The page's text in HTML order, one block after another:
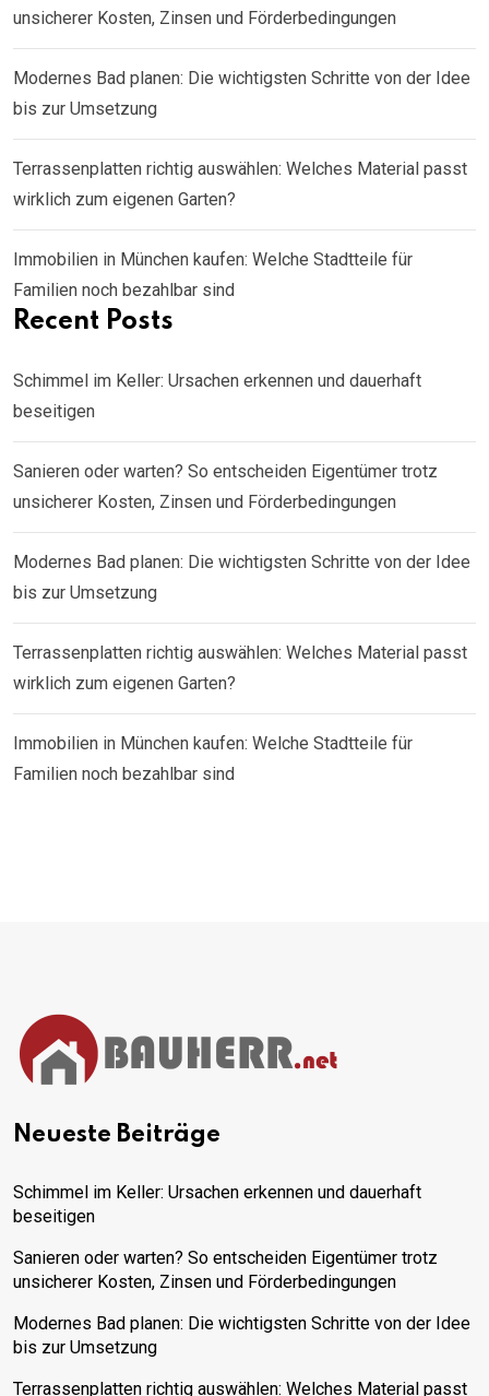
unsicherer Kosten, Zinsen und Förderbedingungen
Modernes Bad planen: Die wichtigsten Schritte von der Idee
bis zur Umsetzung
Terrassenplatten richtig auswählen: Welches Material passt
wirklich zum eigenen Garten?
Immobilien in München kaufen: Welche Stadtteile für
Familien noch bezahlbar sind
Recent Posts
Schimmel im Keller: Ursachen erkennen und dauerhaft
beseitigen
Sanieren oder warten? So entscheiden Eigentümer trotz
unsicherer Kosten, Zinsen und Förderbedingungen
Modernes Bad planen: Die wichtigsten Schritte von der Idee
bis zur Umsetzung
Terrassenplatten richtig auswählen: Welches Material passt
wirklich zum eigenen Garten?
Immobilien in München kaufen: Welche Stadtteile für
Familien noch bezahlbar sind
Neueste Beiträge
Schimmel im Keller: Ursachen erkennen und dauerhaft
beseitigen
Sanieren oder warten? So entscheiden Eigentümer trotz
unsicherer Kosten, Zinsen und Förderbedingungen
Modernes Bad planen: Die wichtigsten Schritte von der Idee
bis zur Umsetzung
Terrassenplatten richtig auswählen: Welches Material passt